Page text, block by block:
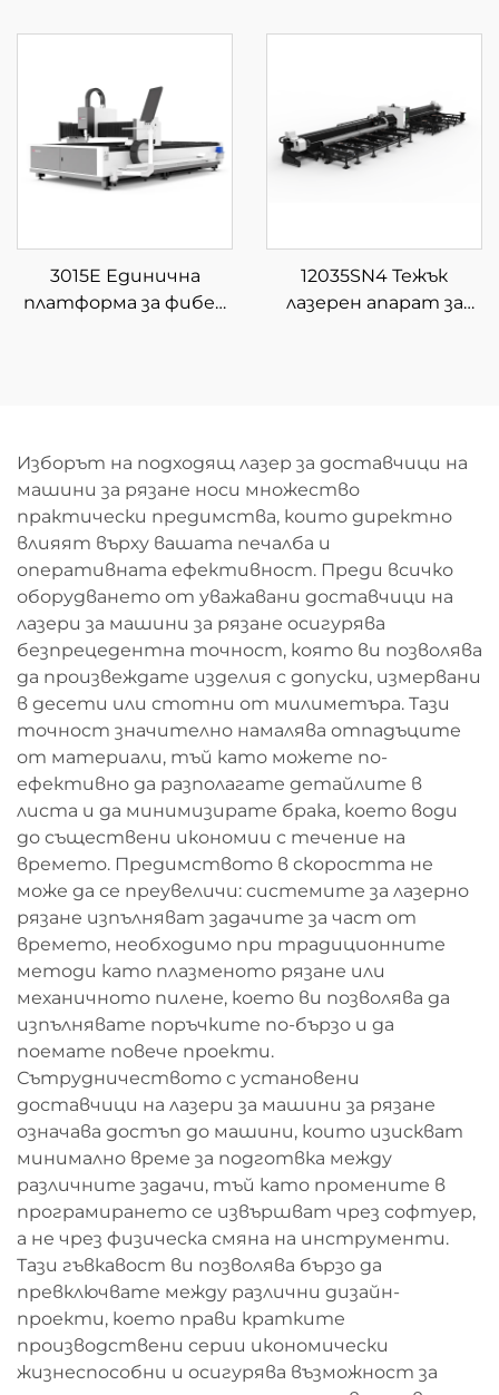
рязане
лазерна рязка на
3015E Единична
платформа за фибер
12035SN4 Тежък
лазерен апарат за
Изборът на подходящ лазер за доставчици на
машини за рязане носи множество
практически предимства, които директно
влияят върху вашата печалба и
оперативната ефективност. Преди всичко
оборудването от уважавани доставчици на
лазери за машини за рязане осигурява
безпрецедентна точност, която ви позволява
да произвеждате изделия с допуски, измервани
в десети или стотни от милиметъра. Тази
точност значително намалява отпадъците
от материали, тъй като можете по-
ефективно да разполагате детайлите в
листа и да минимизирате брака, което води
до съществени икономии с течение на
времето. Предимството в скоростта не
може да се преувеличи: системите за лазерно
рязане изпълняват задачите за част от
времето, необходимо при традиционните
методи като плазменото рязане или
механичното пилене, което ви позволява да
изпълнявате поръчките по-бързо и да
поемате повече проекти.
Сътрудничеството с установени
доставчици на лазери за машини за рязане
означава достъп до машини, които изискват
минимално време за подготвка между
различните задачи, тъй като промените в
програмирането се извършват чрез софтуер,
а не чрез физическа смяна на инструменти.
Тази гъвкавост ви позволява бързо да
превключвате между различни дизайн-
проекти, което прави кратките
производствени серии икономически
жизнеспособни и осигурява възможност за